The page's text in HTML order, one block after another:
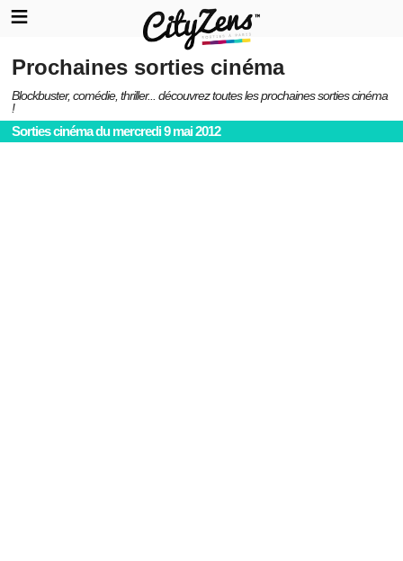
Prochaines sorties cinéma
Blockbuster, comédie, thriller... découvrez toutes les prochaines sorties cinéma
!
Sorties cinéma du mercredi 9 mai 2012